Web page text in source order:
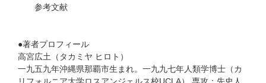
参考文献
●著者プロフィール
高宮広土（タカミヤ ヒロト）
一九五九年沖縄県那覇市生まれ。一九九七年人類学博士（カ